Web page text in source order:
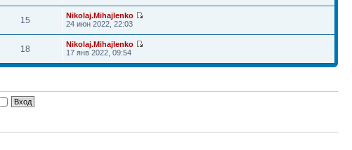
15
Nikolaj.Mihajlenko
24 июн 2022, 22:03
18
Nikolaj.Mihajlenko
17 янв 2022, 09:54